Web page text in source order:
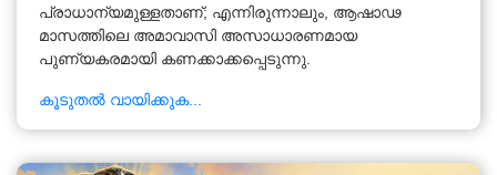
പ്രാധാന്യമുള്ളതാണ്; എന്നിരുന്നാലും, ആഷാഢ
മാസത്തിലെ അമാവാസി അസാധാരണമായ
പുണ്യകരമായി കണക്കാക്കപ്പെടുന്നു.
കൂടുതൽ വായിക്കുക...